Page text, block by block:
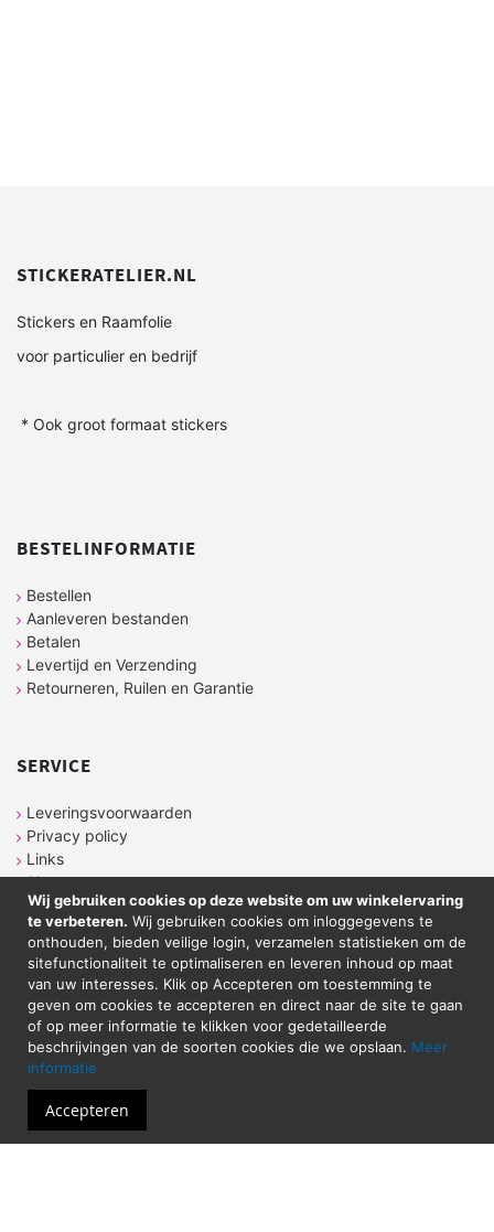
Wij gebruiken cookies op deze website om uw winkelervaring
te verbeteren. Wij gebruiken cookies om inloggegevens te
onthouden, bieden veilige login, verzamelen statistieken om de
sitefunctionaliteit te optimaliseren en leveren inhoud op maat
van uw interesses. Klik op Accepteren om toestemming te
geven om cookies te accepteren en direct naar de site te gaan
of op meer informatie te klikken voor gedetailleerde
beschrijvingen van de soorten cookies die we opslaan. Meer
informatie
Accepteren
STICKERATELIER.NL
Stickers en Raamfolie
voor particulier en bedrijf
* Ook groot formaat stickers
BESTELINFORMATIE
Bestellen
Aanleveren bestanden
Betalen
Levertijd en Verzending
Retourneren, Ruilen en Garantie
SERVICE
Leveringsvoorwaarden
Privacy policy
Links
Sitemap
CONTACT
Sticker Atelier
Neringstraat 7
8263 BG Kampen
Tel. 038-2020089